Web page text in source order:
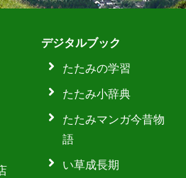
デジタルブック
たたみの学習
たたみ小辞典
たたみマンガ今昔物
語
い草成長期